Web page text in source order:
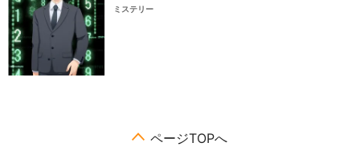
ミステリー
ページTOPへ